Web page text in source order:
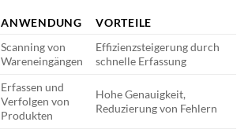
ANWENDUNG VORTEILE
Scanning von
Wareneingängen
Effizienzsteigerung durch
schnelle Erfassung
Erfassen und
Verfolgen von
Produkten
Hohe Genauigkeit,
Reduzierung von Fehlern